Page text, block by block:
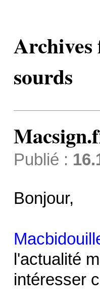
Archives
sourds
Publié :
Bonjour,
l'actualité
intéresser